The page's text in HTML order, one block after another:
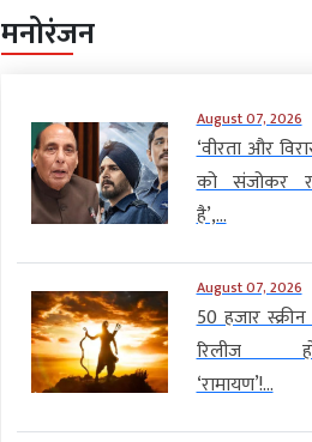
मनोरंजन
August 07, 2026
‘वीरता और
को संजोकर
है’,...
August 07, 2026
50 हजार
रिलीज
‘रामायण’!...